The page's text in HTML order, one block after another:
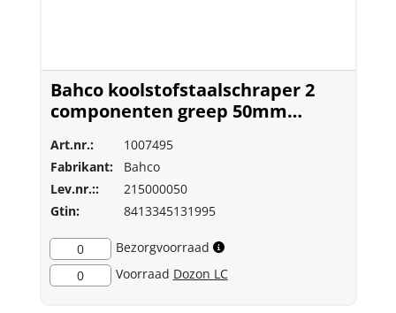
Bahco koolstofstaalschraper 2
componenten greep 50mm
Art.nr.:
1007495
Fabrikant:
Bahco
Lev.nr.::
215000050
Gtin:
8413345131995
0
Bezorgvoorraad
0
Voorraad Dozon LC